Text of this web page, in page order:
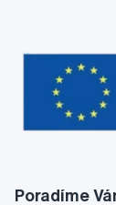
Poradíme